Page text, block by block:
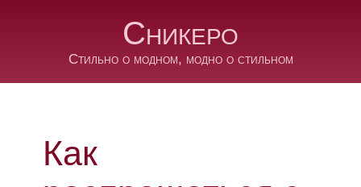
Сникеро
Стильно о модном, модно о стильном
Как